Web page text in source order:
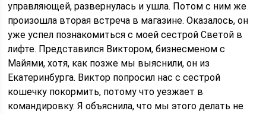
управляющей, развернулась и ушла. Потом с ним же
произошла вторая встреча в магазине. Оказалось, он
уже успел познакомиться с моей сестрой Светой в
лифте. Представился Виктором, бизнесменом с
Майями, хотя, как позже мы выяснили, он из
Екатеринбурга. Виктор попросил нас с сестрой
кошечку покормить, потому что уезжает в
командировку. Я объяснила, что мы этого делать не